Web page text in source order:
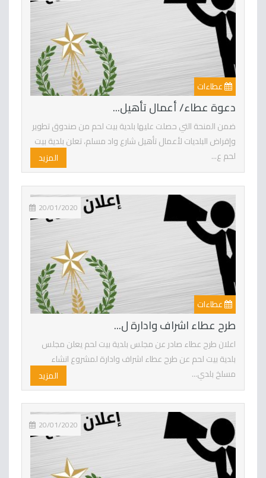
عطاءات
دعوة عطاء/ أعمال تأهيل...
ضمن المنحة التي حصلت عليها بلدية بيت لحم من صندوق تطوير
وإقراض البلديات لأعمال تأهيل شارع واد مسلم، تعلن بلدية بيت
لحم ع...
المزيد
عطاءات
طرح عطاء اشراف وادارة ل...
20/01/2020
اعلان طرح عطاء صادر عن مجلس بلدية بيت لحم يعلن مجلس
بلدية بيت لحم عن طرح عطاء اشراف وادارة لمشروع انشاء
مسلخ بلدي...
المزيد
20/01/2020